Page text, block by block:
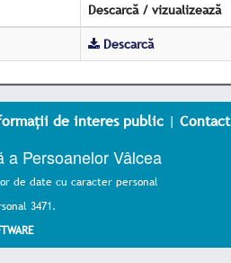
Descarcă / vizualizează
Descarcă
de interes public| Contact
Persoanelor Vâlcea
de date cu caracter personal
3471.